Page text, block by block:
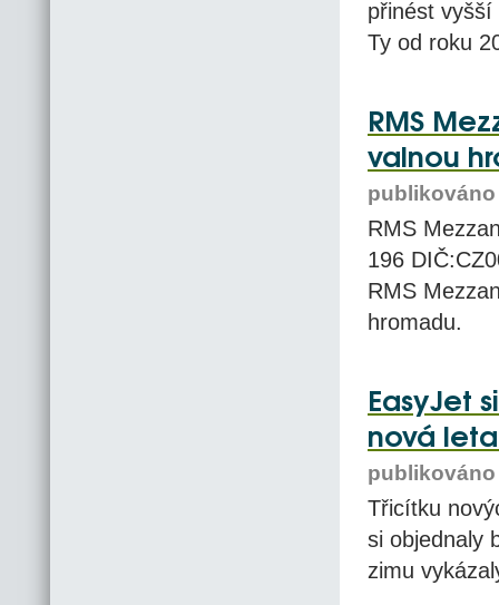
přinést
Ty od roku
RMS
valnou
publikováno
RMS
196
RMS
hromadu.
EasyJet
nová
publikováno
Třicítku
si objednaly
zimu